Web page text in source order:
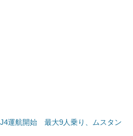
運航開始 最大9人乗り、ムスタン